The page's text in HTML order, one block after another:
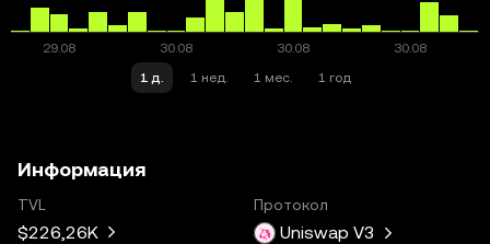
1 д. 1 нед. 1 мес. 1 год
Информация
TVL
$226,26K
Протокол
Uniswap V3